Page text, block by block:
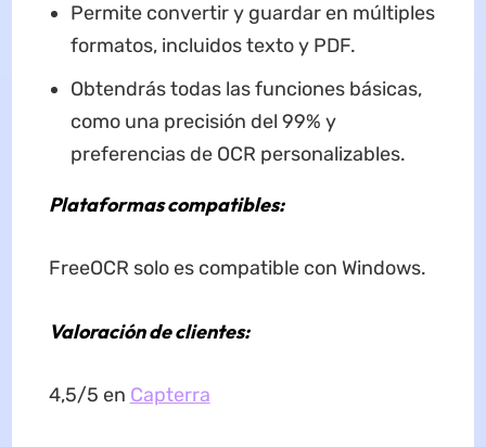
Permite convertir y guardar en múltiples
formatos, incluidos texto y PDF.
Obtendrás todas las funciones básicas,
como una precisión del 99% y
preferencias de OCR personalizables.
Plataformas compatibles:
FreeOCR solo es compatible con Windows.
Valoración de clientes:
4,5/5 en Capterra